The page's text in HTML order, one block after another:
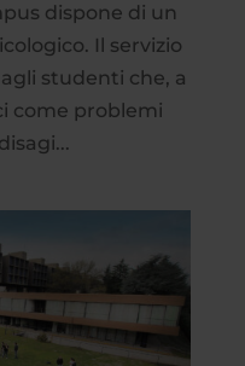
dispone di un
Il servizio
studenti che, a
come problemi